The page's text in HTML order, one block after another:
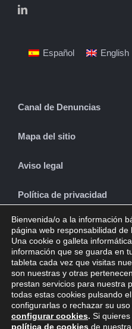
Español English
Canal de Denuncias
Mapa del sitio
Aviso legal
Política de privacidad
Política de cookies
CONTACTO
Bienvenida/o a la información
página web responsabilidad de
Una cookie o galleta
información que se guarda en
tableta cada vez que visitas
son nuestras y otras
prestan servicios para nuestra
todas estas cookies pulsando
configurarlas o rechazar su
configurar cookies. Si
política de cookies de